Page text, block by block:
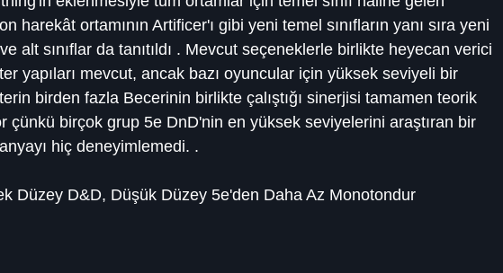
harekât ortamının Artificer'ı gibi yeni temel sınıfların yanı sıra yeni
alt sınıflar da tanıtıldı . Mevcut seçeneklerle birlikte heyecan verici
yapıları mevcut, ancak bazı oyuncular için yüksek seviyeli bir
birden fazla Becerinin birlikte çalıştığı sinerjisi tamamen teorik
çünkü birçok grup 5e DnD'nin en yüksek seviyelerini araştıran bir
hiç deneyimlemedi. .
Düzey D&D, Düşük Düzey 5e'den Daha Az Monotondur